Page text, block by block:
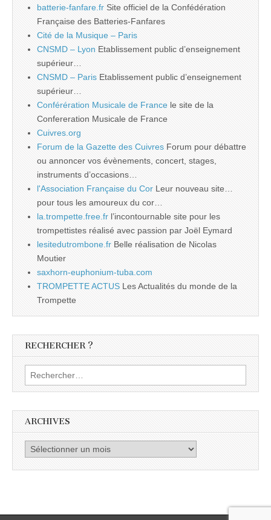
batterie-fanfare.fr Site officiel de la Confédération
Française des Batteries-Fanfares
Cité de la Musique – Paris
CNSMD – Lyon Etablissement public d’enseignement
supérieur…
CNSMD – Paris Etablissement public d’enseignement
supérieur…
Conférération Musicale de France le site de la
Confereration Musicale de France
Cuivres.org
Forum de la Gazette des Cuivres Forum pour débattre
ou annoncer vos évènements, concert, stages,
instruments d’occasions…
l'Association Française du Cor Leur nouveau site…
pour tous les amoureux du cor…
la.trompette.free.fr l’incontournable site pour les
trompettistes réalisé avec passion par Joël Eymard
lesitedutrombone.fr Belle réalisation de Nicolas
Moutier
saxhorn-euphonium-tuba.com
TROMPETTE ACTUS Les Actualités du monde de la
Trompette
RECHERCHER ?
Rechercher :
ARCHIVES
Archives